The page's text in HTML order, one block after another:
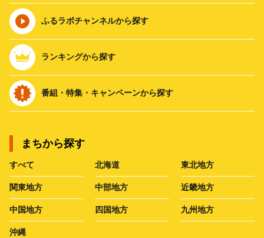
ふるラボチャンネルから探す
ランキングから探す
番組・特集・キャンペーンから探す
まちから探す
すべて 北海道 東北地方
関東地方 中部地方 近畿地方
中国地方 四国地方 九州地方
沖縄